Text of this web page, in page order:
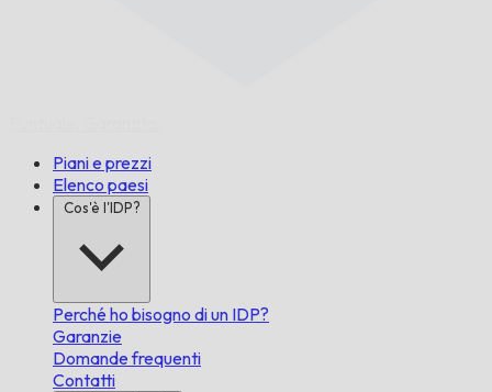
Piani e prezzi
Elenco paesi
Cos'è l'IDP?
Perché ho bisogno di un IDP?
Garanzie
Domande frequenti
Contatti